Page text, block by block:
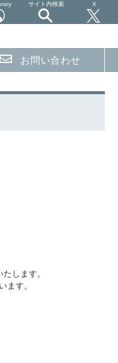
サイト内検索 X
お問い合わせ
します。
ます。